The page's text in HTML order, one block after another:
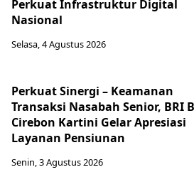
Perkuat Infrastruktur Digital
Nasional
Selasa, 4 Agustus 2026
Perkuat Sinergi – Keamanan
Transaksi Nasabah Senior, BRI
Cirebon Kartini Gelar Apresiasi
Layanan Pensiunan
Senin, 3 Agustus 2026